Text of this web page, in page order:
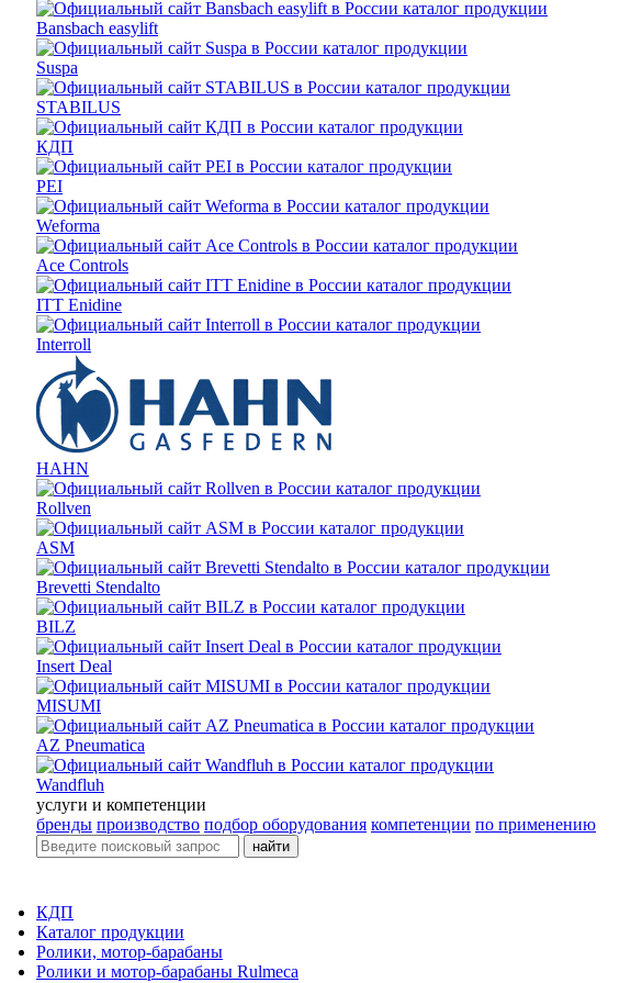
Bansbach easylift
Suspa
STABILUS
КДП
PEI
Weforma
Ace Controls
ITT Enidine
Interroll
HAHN
Rollven
ASM
Brevetti Stendalto
BILZ
Insert Deal
MISUMI
AZ Pneumatica
Wandfluh
услуги и компетенции
бренды производство подбор оборудования компетенции по применению
найти
КДП
Каталог продукции
Ролики, мотор-барабаны
Ролики и мотор-барабаны Rulmeca